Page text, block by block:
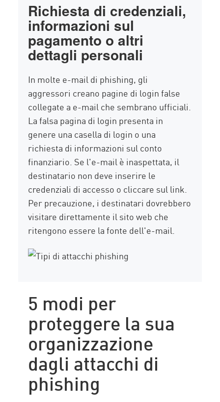
Richiesta di credenziali,
informazioni sul
pagamento o altri
dettagli personali
In molte e-mail di phishing, gli
aggressori creano pagine di login false
collegate a e-mail che sembrano ufficiali.
La falsa pagina di login presenta in
genere una casella di login o una
richiesta di informazioni sul conto
finanziario. Se l'e-mail è inaspettata, il
destinatario non deve inserire le
credenziali di accesso o cliccare sul link.
Per precauzione, i destinatari dovrebbero
visitare direttamente il sito web che
ritengono essere la fonte dell'e-mail.
5 modi per
proteggere la sua
organizzazione
dagli attacchi di
phishing